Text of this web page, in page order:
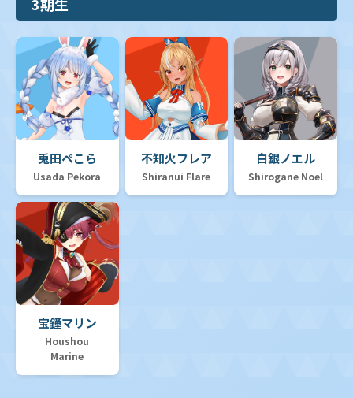
3期生
兎田ぺこら
Usada Pekora
不知火フレア
Shiranui Flare
白銀ノエル
Shirogane Noel
宝鐘マリン
Houshou
Marine